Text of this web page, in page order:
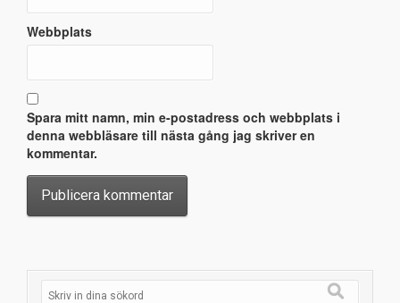
Webbplats
Spara mitt namn, min e-postadress och webbplats i
denna webbläsare till nästa gång jag skriver en
kommentar.